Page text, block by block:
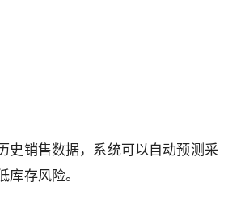
史销售数据，系统可以自动预测采
库存风险。